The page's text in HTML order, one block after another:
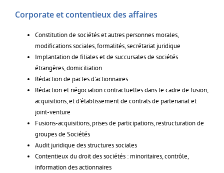
Corporate et contentieux des affaires
Constitution de sociétés et autres personnes morales,
modifications sociales, formalités, secrétariat juridique
Implantation de filiales et de succursales de sociétés
étrangères, domiciliation
Rédaction de pactes d’actionnaires
Rédaction et négociation contractuelles dans le cadre de fusion,
acquisitions, et d’établissement de contrats de partenariat et
joint-venture
Fusions-acquisitions, prises de participations, restructuration de
groupes de Sociétés
Audit juridique des structures sociales
Contentieux du droit des sociétés : minoritaires, contrôle,
information des actionnaires